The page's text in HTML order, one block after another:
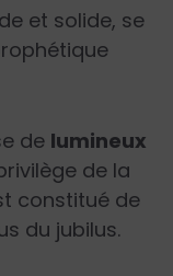
et solide, se
de lumineux
de la
constitué de
du jubilus.